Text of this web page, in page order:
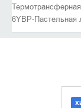
6YBP-